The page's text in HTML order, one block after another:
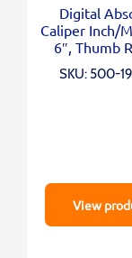
Digital
Caliper Inch/
6″, Thumb
SKU: 500-
View